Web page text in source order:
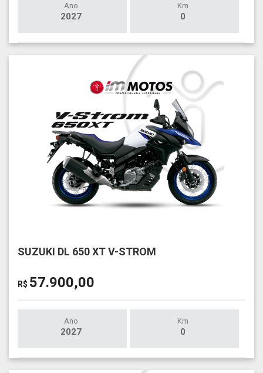
Ano
2027
Km
0
SUZUKI DL 650 XT V-STROM
R$ 57.900,00
Ano
2027
Km
0